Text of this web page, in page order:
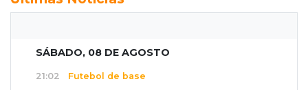
SÁBADO, 08 DE AGOSTO
21:02 Futebol de base